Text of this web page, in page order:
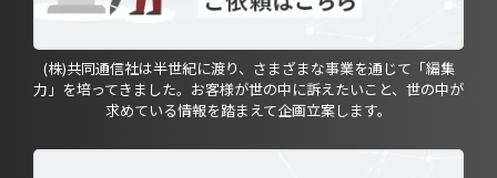
(株)共同通信社は半世紀に渡り、さまざまな事業を通じて「編集
力」を培ってきました。お客様が世の中に訴えたいこと、世の中が
求めている情報を踏まえて企画立案します。